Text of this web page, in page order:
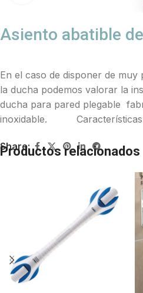
Asiento abatible
En el caso de disponer de
la ducha podemos valorar la
ducha para pared plegable
inoxidable.
Share:
Productos relacionados